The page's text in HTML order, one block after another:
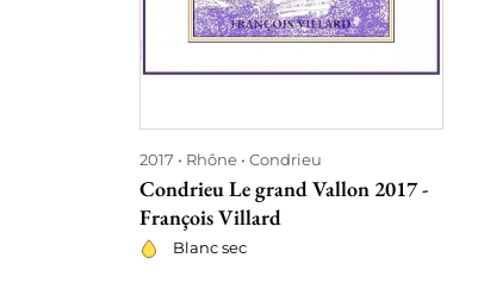
2017 Rhône Condrieu
Condrieu Le grand Vallon 2017 -
François Villard
Blanc sec